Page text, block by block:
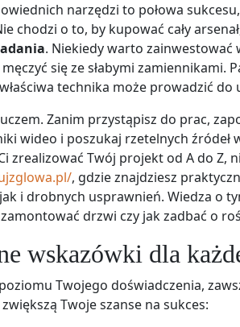
narzędzi to połowa
chodzi o to, by kupować cały
. Niekiedy warto zainwestować
się ze słabymi zamiennikami.
technika może prowadzić
Zanim przystąpisz do prac,
wideo i poszukaj rzetelnych
zrealizować Twój projekt od A do Z,
, gdzie znajdziesz
i drobnych usprawnień. Wiedza o
drzwi czy jak zadbać o
wskazówki dla
Twojego doświadczenia,
Twoje szanse na sukces: